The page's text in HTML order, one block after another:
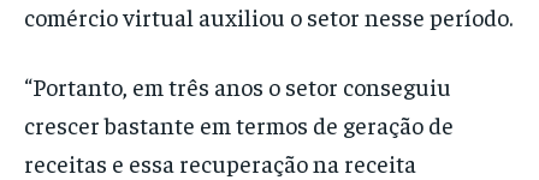
comércio virtual auxiliou o setor nesse período.
“Portanto, em três anos o setor conseguiu
crescer bastante em termos de geração de
receitas e essa recuperação na receita